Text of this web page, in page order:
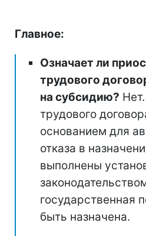
Главное:
Означает ли
трудового
на субсидию?
трудового
основанием для
отказа в
выполнены
государственная
быть назначена.